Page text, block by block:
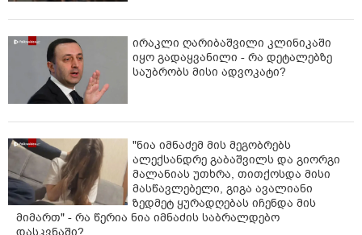
ირაკლი ღარიბაშვილი კლინიკაში
იყო გადაყვანილი - რა დეტალებზე
საუბრობს მისი ადვოკატი?
"ნია იმნაძემ მის მეგობრებს
ალექსანდრე გაბაშვილს და გიორგი
მალანიას უთხრა, თითქოსდა მისი
მასწავლებელი, გიგა ავალიანი
ზედმეტ ყურადღებას იჩენდა მის
მიმართ" - რა წერია ნია იმნაძის საბრალდებო
დასკვნაში?